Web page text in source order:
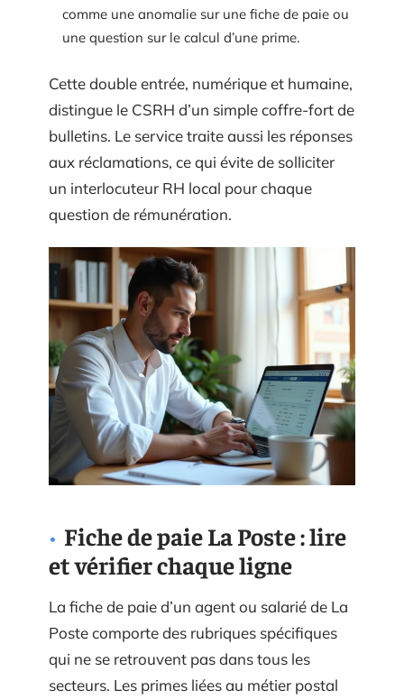
comme une anomalie sur une fiche de paie ou
une question sur le calcul d’une prime.
Cette double entrée, numérique et humaine,
distingue le CSRH d’un simple coffre-fort de
bulletins. Le service traite aussi les réponses
aux réclamations, ce qui évite de solliciter
un interlocuteur RH local pour chaque
question de rémunération.
Fiche de paie La Poste : lire
et vérifier chaque ligne
La fiche de paie d’un agent ou salarié de La
Poste comporte des rubriques spécifiques
qui ne se retrouvent pas dans tous les
secteurs. Les primes liées au métier postal